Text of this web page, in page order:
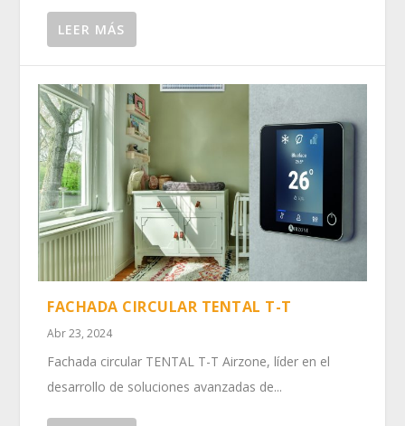
LEER MÁS
FACHADA CIRCULAR TENTAL T-T
Abr 23, 2024
Fachada circular TENTAL T-T Airzone, líder en el
desarrollo de soluciones avanzadas de...